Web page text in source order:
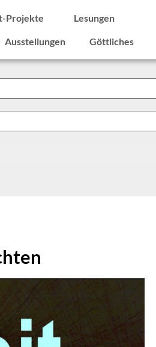
Projekte Lesungen
Ausstellungen Göttliches